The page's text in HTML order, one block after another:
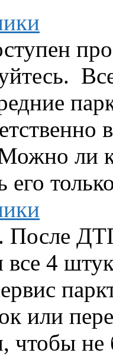
ли
После
4
или
чтобы